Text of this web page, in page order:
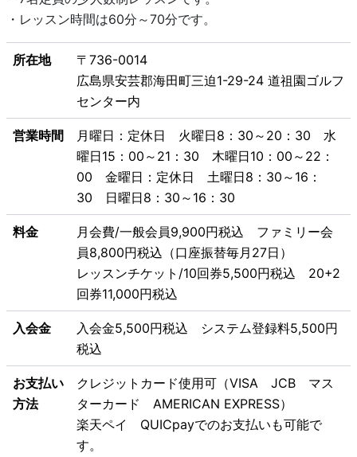
・レッスン時間は60分～70分です。
所在地
〒736-0014
広島県安芸郡海田町三迫1-29-24 道祖園ゴルフ
センター内
営業時間
月曜日：定休日 火曜日8：30～20：30 水
曜日15：00～21：30 木曜日10：00～22：
00 金曜日：定休日 土曜日8：30～16：
30 日曜日8：30～16：30
料金
月会費/一般会員9,900円税込 ファミリー会
員8,800円税込（口座振替毎月27日）
レッスンチケット/10回券5,500円税込 20+2
回券11,000円税込
入会金
入会金5,500円税込 システム登録料5,500円
税込
お支払い
方法
クレジットカード使用可（VISA JCB マス
ターカード AMERICAN EXPRESS）
楽天ペイ QUICpayでのお支払いも可能で
す。